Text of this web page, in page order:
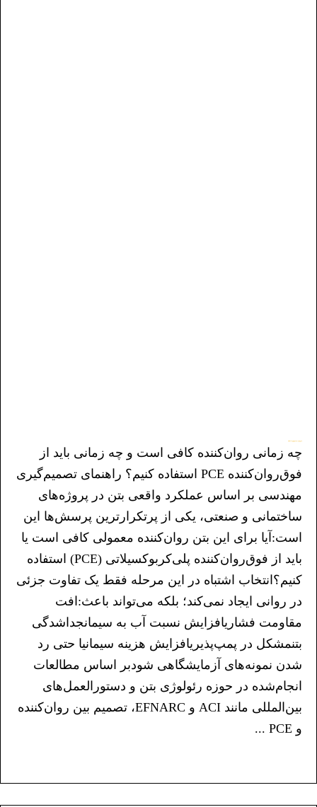
چه زمانی روان‌کننده کافی است و چه زمانی باید از
فوق‌روان‌کننده PCE استفاده کنیم؟ راهنمای تصمیم‌گیری
مهندسی بر اساس عملکرد واقعی بتن در پروژه‌های
ساختمانی و صنعتی، یکی از پرتکرارترین پرسش‌ها این
است:آیا برای این بتن روان‌کننده معمولی کافی است یا
باید از فوق‌روان‌کننده پلی‌کربوکسیلاتی (PCE) استفاده
کنیم؟انتخاب اشتباه در این مرحله فقط یک تفاوت جزئی
در روانی ایجاد نمی‌کند؛ بلکه می‌تواند باعث:افت
مقاومت فشاریافزایش نسبت آب به سیمانجداشدگی
بتنمشکل در پمپ‌پذیریافزایش هزینه سیمانیا حتی رد
شدن نمونه‌های آزمایشگاهی شودبر اساس مطالعات
انجام‌شده در حوزه رئولوژی بتن و دستورالعمل‌های
بین‌المللی مانند ACI و EFNARC، تصمیم بین روان‌کننده
و PCE ...